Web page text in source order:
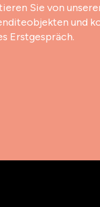
Sie von
und
Erstgespräch.